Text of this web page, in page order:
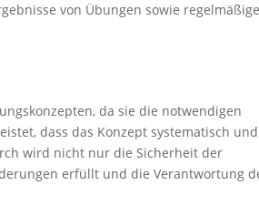
von Übungen sowie regelmäßige
da sie die notwendigen
dass das Konzept systematisch und
wird nicht nur die Sicherheit der
erfüllt und die Verantwortung